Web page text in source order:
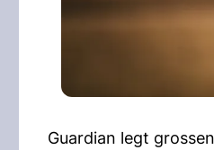
Guardian legt